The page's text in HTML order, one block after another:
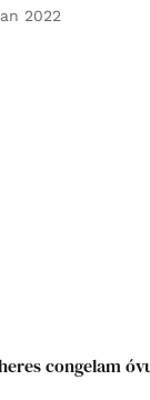
2022
congelam